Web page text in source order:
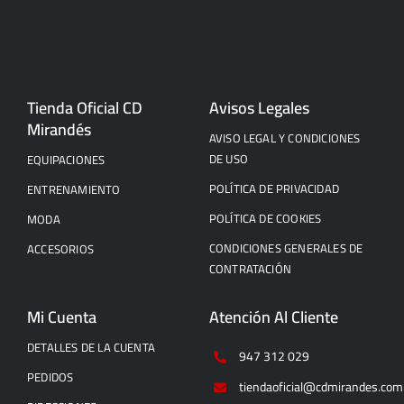
Tienda Oficial CD
Mirandés
EQUIPACIONES
ENTRENAMIENTO
MODA
ACCESORIOS
Avisos Legales
AVISO LEGAL Y CONDICIONES
DE USO
POLÍTICA DE PRIVACIDAD
POLÍTICA DE COOKIES
CONDICIONES GENERALES DE
CONTRATACIÓN
Mi Cuenta
DETALLES DE LA CUENTA
PEDIDOS
Atención Al Cliente
947 312 029
tiendaoficial@cdmirandes.com